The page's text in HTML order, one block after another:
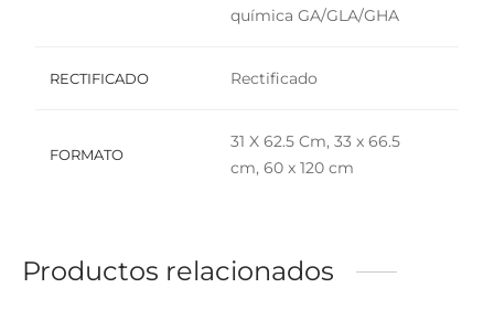
química GA/GLA/GHA
RECTIFICADO Rectificado
FORMATO
31 X 62.5 Cm, 33 x 66.5
cm, 60 x 120 cm
Productos relacionados